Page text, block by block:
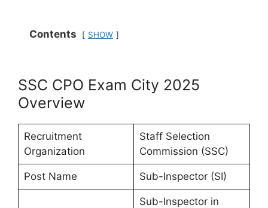
Contents SHOW
SSC CPO Exam City 2025
Overview
Recruitment
Organization
Staff Selection
Commission (SSC)
Post Name Sub-Inspector (SI)
Sub-Inspector in